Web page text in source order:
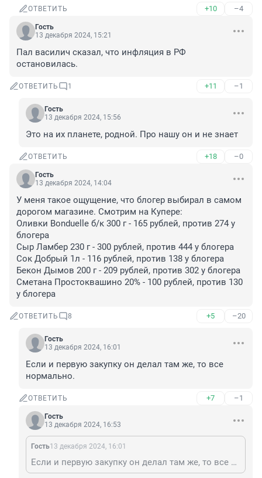
ОТВЕТИТЬ +10 –4
Гость
13 декабря 2024, 15:21
Пал василич сказал, что инфляция в РФ
остановилась.
ОТВЕТИТЬ 1 +11 –1
Гость
13 декабря 2024, 15:56
Это на их планете, родной. Про нашу он и не знает
ОТВЕТИТЬ +18 –0
Гость
13 декабря 2024, 14:04
У меня такое ощущение, что блогер выбирал в самом
дорогом магазине. Смотрим на Купере:
Оливки Bonduelle б/к 300 г - 165 рублей, против 274 у
блогера
Сыр Ламбер 230 г - 300 рублей, против 444 у блогера
Сок Добрый 1л - 116 рублей, против 138 у блогера
Бекон Дымов 200 г - 209 рублей, против 302 у блогера
Сметана Простоквашино 20% - 100 рублей, против 130
у блогера
ОТВЕТИТЬ 8 +5 –20
Гость
13 декабря 2024, 16:01
Если и первую закупку он делал там же, то все
нормально.
ОТВЕТИТЬ +7 –1
Гость
13 декабря 2024, 16:53
Гость13 декабря 2024, 16:01
Если и первую закупку он делал там же, то все нормально.